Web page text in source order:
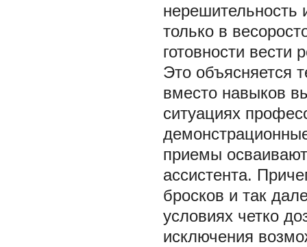
нерешительность
только в
готовности
Это объясняется
вместо навыков
ситуациях
приемы
ассистента.
бросков и так
условиях четко
исключения